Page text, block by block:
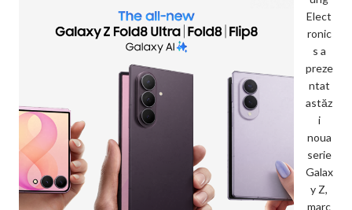
Elect
ronic
s a
preze
ntat
astăz
i
noua
serie
Galax
y Z,
marc